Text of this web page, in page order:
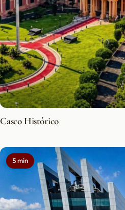
Casco Histórico
5 min